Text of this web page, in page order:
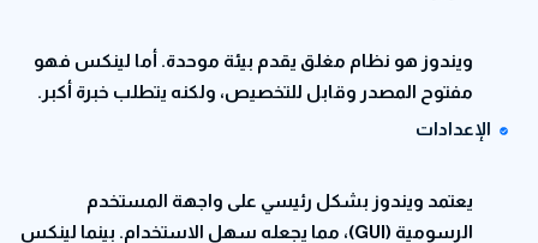
ويندوز هو نظام مغلق يقدم بيئة موحدة. أما لينكس فهو
مفتوح المصدر وقابل للتخصيص، ولكنه يتطلب خبرة أكبر.
الإعدادات
يعتمد ويندوز بشكل رئيسي على واجهة المستخدم
الرسومية (GUI)، مما يجعله سهل الاستخدام. بينما لينكس